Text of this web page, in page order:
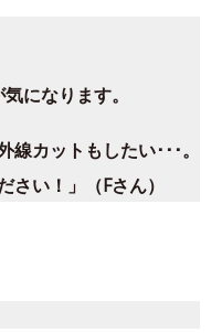
になります。
カットもしたい･･･。
い！」（Fさん）